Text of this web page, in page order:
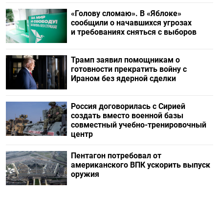
«Голову сломаю». В «Яблоке»
сообщили о начавшихся угрозах
и требованиях сняться с выборов
Трамп заявил помощникам о
готовности прекратить войну с
Ираном без ядерной сделки
Россия договорилась с Сирией
создать вместо военной базы
совместный учебно-тренировочный
центр
Пентагон потребовал от
американского ВПК ускорить выпуск
оружия